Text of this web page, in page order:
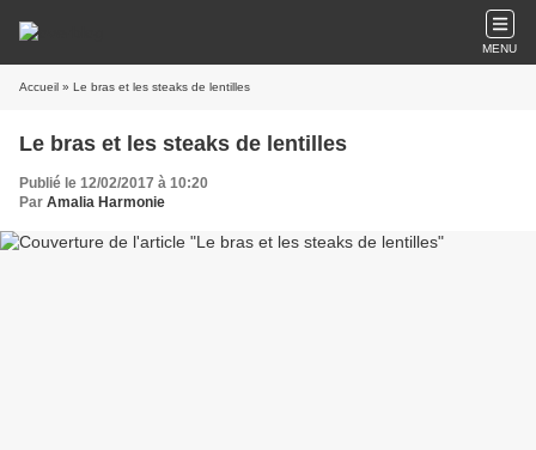
MENU
Accueil » Le bras et les steaks de lentilles
Le bras et les steaks de lentilles
Publié le 12/02/2017 à 10:20
Par Amalia Harmonie